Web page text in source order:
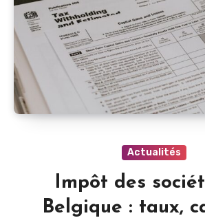
Actualités
Impôt des
Belgique : taux,